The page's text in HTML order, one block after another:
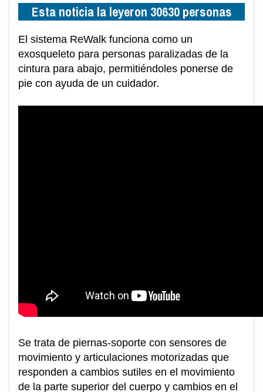
Esta noticia la leyeron 30630 personas
El sistema ReWalk funciona como un
exosqueleto para personas paralizadas de la
cintura para abajo, permitiéndoles ponerse de
pie con ayuda de un cuidador.
Se trata de piernas-soporte con sensores de
movimiento y articulaciones motorizadas que
responden a cambios sutiles en el movimiento
de la parte superior del cuerpo y cambios en el